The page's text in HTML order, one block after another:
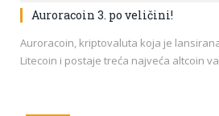
Auroracoin 3. po veličini!
Auroracoin, kriptovaluta koja je
Litecoin i postaje treća najveća altcoin